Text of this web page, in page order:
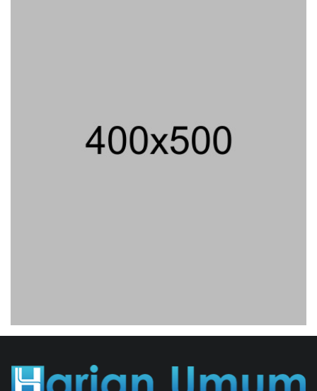
02/08/2026 14:42 WIB || KESEHATAN
Jika Banding Juga Ditolak, UGM Wajib
AS Dengan Bom Seberat 900
02/08/2026 07:32 WIB ||